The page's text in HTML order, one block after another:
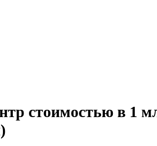
стоимостью в 1